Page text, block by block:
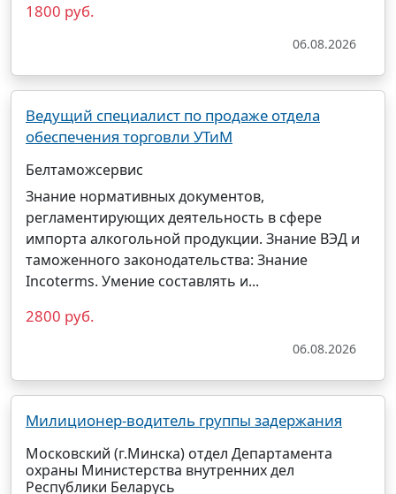
1800 руб.
06.08.2026
Ведущий специалист по продаже отдела
обеспечения торговли УТиМ
Белтаможсервис
Знание нормативных документов,
регламентирующих деятельность в сфере
импорта алкогольной продукции. Знание ВЭД и
таможенного законодательства: Знание
Incoterms. Умение составлять и...
2800 руб.
06.08.2026
Милиционер-водитель группы задержания
Московский (г.Минска) отдел Департамента
охраны Министерства внутренних дел
Республики Беларусь